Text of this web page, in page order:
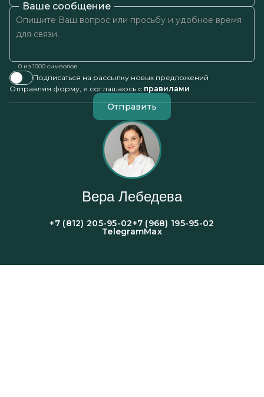
0 из 1000 символов
Ваше сообщение
Подписаться на рассылку новых предложений
Отправляя форму, я соглашаюсь с правилами
Отправить
Вера Лебедева
+7 (812) 205-95-02+7 (968) 195-95-02
TelegramMax